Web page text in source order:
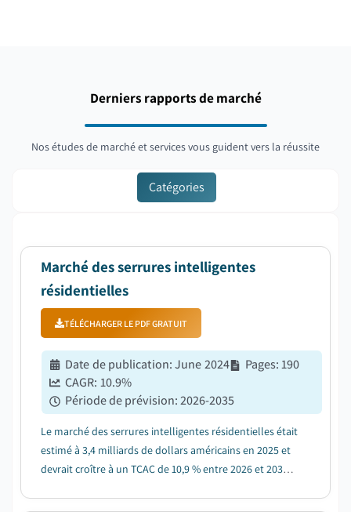
Derniers rapports de marché
Nos études de marché et services vous guident vers la réussite
Catégories
Marché des serrures intelligentes
résidentielles
TÉLÉCHARGER LE PDF GRATUIT
Date de publication:June 2024 Pages:190
CAGR: 10.9%
Période de prévision:2026-2035
Le marché des serrures intelligentes résidentielles était
estimé à 3,4 milliards de dollars américains en 2025 et
devrait croître à un TCAC de 10,9 % entre 2026 et 2035,